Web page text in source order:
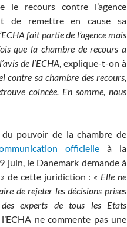
le recours contre l’agence
de remettre en cause sa
fait partie de l’agence mais
que la chambre de recours a
de l’ECHA, explique-t-on à
contre sa chambre des recours,
coincée. En somme, nous
du pouvoir de la chambre de
officielleà la
juin, le Danemark demande à
de cette juridiction : « Elle ne
de rejeter les décisions prises
experts de tous les Etats
l’ECHA ne commente pas une